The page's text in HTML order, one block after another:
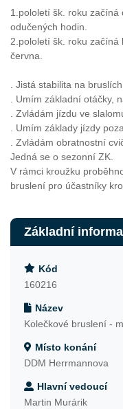
1.pololetí šk. roku
odučených hodin.
2.pololetí šk. roku začíná
června.
. Jistá stabilita na
. Umím základní otáčky,
. Zvládám jízdu ve
. Umím základy jízdy
. Zvládám obratnostní
Jedná se o sezonní ZK.
V rámci kroužku
bruslení pro účastníky
Základní
Kód
160216
Název
Kolečkové bruslení -
Místo konání
DDM Herrmannova
Hlavní vedoucí
Martin Murárik